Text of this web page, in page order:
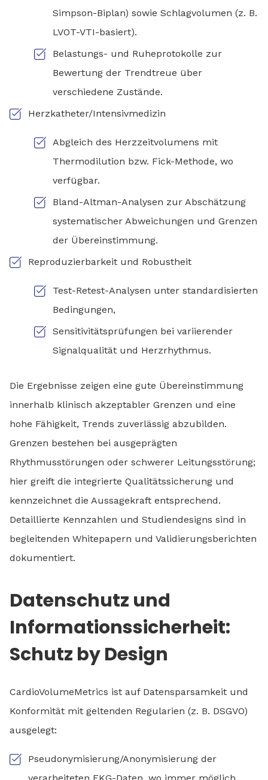
Simpson-Biplan) sowie Schlagvolumen (z. B.
LVOT-VTI-basiert).
Belastungs- und Ruheprotokolle zur
Bewertung der Trendtreue über
verschiedene Zustände.
Herzkatheter/Intensivmedizin
Abgleich des Herzzeitvolumens mit
Thermodilution bzw. Fick-Methode, wo
verfügbar.
Bland-Altman-Analysen zur Abschätzung
systematischer Abweichungen und Grenzen
der Übereinstimmung.
Reproduzierbarkeit und Robustheit
Test-Retest-Analysen unter standardisierten
Bedingungen,
Sensitivitätsprüfungen bei variierender
Signalqualität und Herzrhythmus.
Die Ergebnisse zeigen eine gute Übereinstimmung
innerhalb klinisch akzeptabler Grenzen und eine
hohe Fähigkeit, Trends zuverlässig abzubilden.
Grenzen bestehen bei ausgeprägten
Rhythmusstörungen oder schwerer Leitungsstörung;
hier greift die integrierte Qualitätssicherung und
kennzeichnet die Aussagekraft entsprechend.
Detaillierte Kennzahlen und Studiendesigns sind in
begleitenden Whitepapern und Validierungsberichten
dokumentiert.
Datenschutz und
Informationssicherheit:
Schutz by Design
CardioVolumeMetrics ist auf Datensparsamkeit und
Konformität mit geltenden Regularien (z. B. DSGVO)
ausgelegt:
Pseudonymisierung/Anonymisierung der